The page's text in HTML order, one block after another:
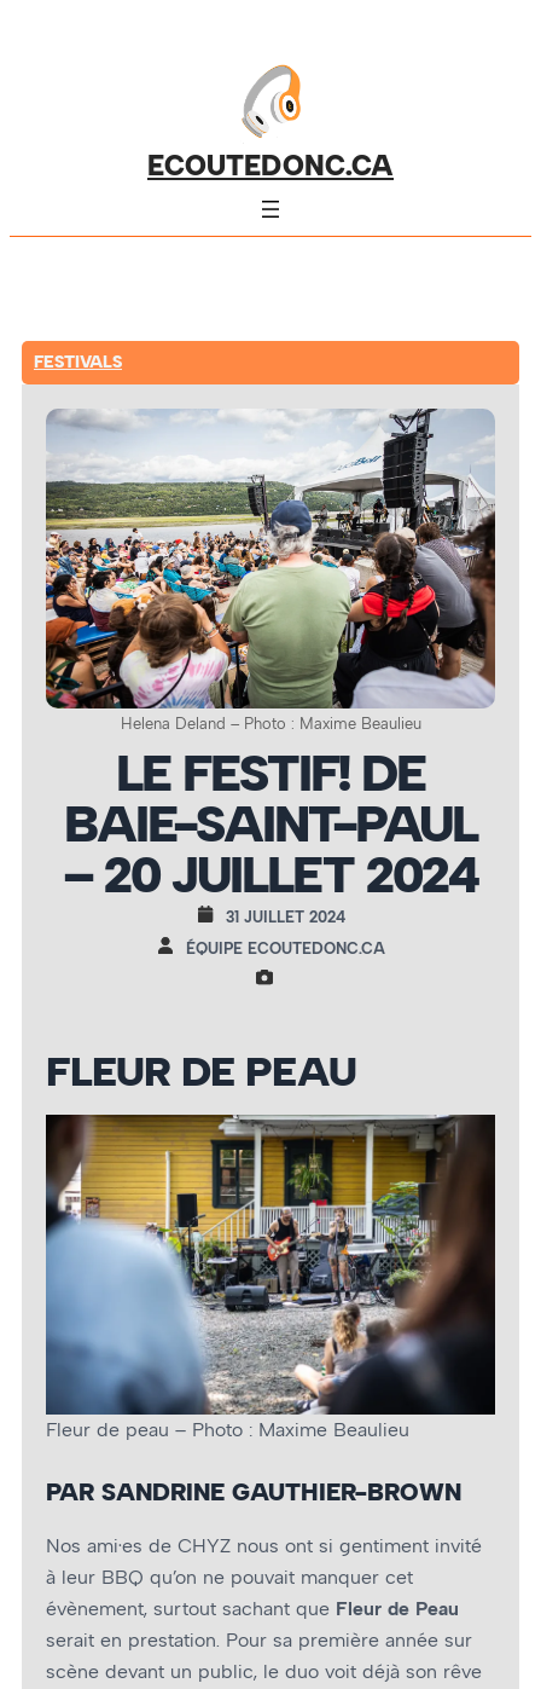
ECOUTEDONC.CA
FESTIVALS
Helena Deland – Photo : Maxime Beaulieu
LE FESTIF! DE
BAIE-SAINT-PAUL
– 20 JUILLET 2024
31 JUILLET 2024
ÉQUIPE ECOUTEDONC.CA
FLEUR DE PEAU
Fleur de peau – Photo : Maxime Beaulieu
PAR SANDRINE GAUTHIER-BROWN
Nos ami·es de CHYZ nous ont si gentiment invité
à leur BBQ qu’on ne pouvait manquer cet
évènement, surtout sachant que Fleur de Peau
serait en prestation. Pour sa première année sur
scène devant un public, le duo voit déjà son rêve